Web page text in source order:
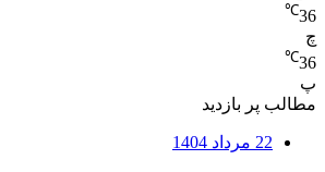
36
℃
چ
36
℃
پ
مطالب پر بازدید
22 مرداد 1404